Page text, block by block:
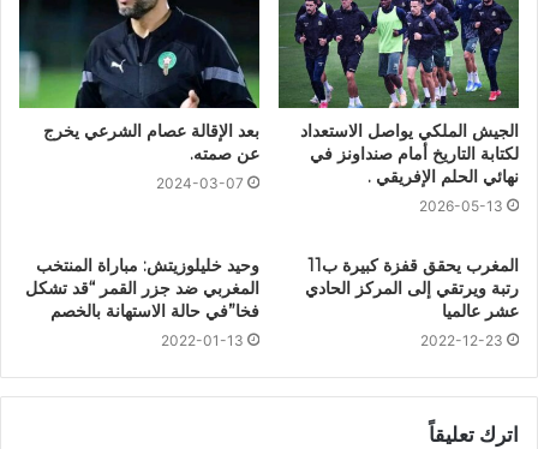
الجيش الملكي يواصل الاستعداد
لكتابة التاريخ أمام صنداونز في
نهائي الحلم الإفريقي .
2026-05-13
بعد الإقالة عصام الشرعي يخرج
عن صمته.
2024-03-07
المغرب يحقق قفزة كبيرة ب11
رتبة ويرتقي إلى المركز الحادي
عشر عالميا
2022-12-23
وحيد خليلوزيتش: مباراة المنتخب
المغربي ضد جزر القمر “قد تشكل
فخا”في حالة الاستهانة بالخصم
2022-01-13
اترك تعليقاً